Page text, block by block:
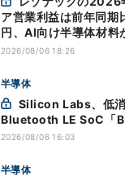
ア営業利益は前年同
円、AI向け半導体材料
2026/08/06 18:26
半導体
Bluetooth LE SoC「
2026/08/06 16:03
半導体